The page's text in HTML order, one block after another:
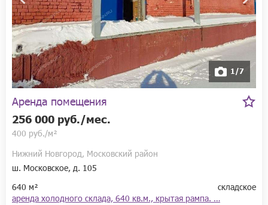
1/7
Аренда помещения
256 000 руб./мес.
400 руб./м²
Нижний Новгород, Московский район
ш. Московское, д. 105
640 м²
складское
аренда холодного склада, 640 кв.м., крытая рампа. …